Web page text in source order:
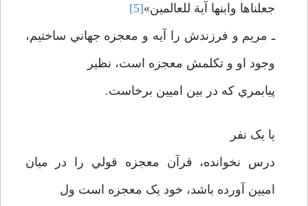
جعلناها وابنها آية للعالمين»[5]
ـ مريم و فرزندش را آيه و معجزه جهاني ساختيم،
وجود او و تکلمش معجزه است، نظير
پيابمري که در بين اميين برخاست.
يا يک نفر
درس نخوانده، قرآن معجزه قولي را در ميان
اميين آورده باشد، خود يک معجزه است ول